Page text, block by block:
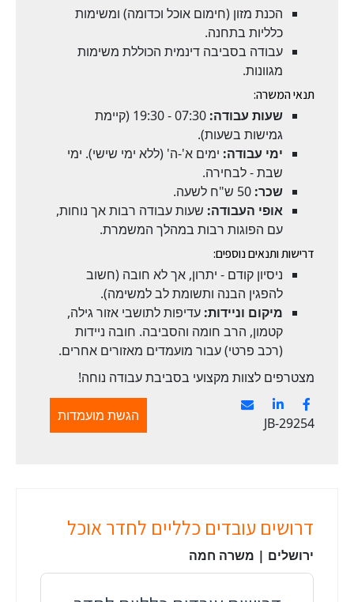
הכנת מזון (חימום אוכל וכדומה) ומשימות
כלליות בתחנה.
עבודה בסביבה דינמית הכוללת משימות
מגוונות.
תנאי המשרה:
שעות עבודה:
07:30 - 19:30 (קיימת
גמישות בשעות).
ימי עבודה: ימים א'-ה' (ללא ימי שישי). ימי
שבת - לבחירה.
שכר:
אופי העבודה: שעות עבודה רבות אך נוחות,
עם הפוגות רבות במהלך המשמרת.
דרישות ותנאים נוספים:
ניסיון קודם - יתרון, אך לא חובה (חשוב
להפגין הבנה ותשומת לב למשימה).
מיקום וניידות: עדיפות לתושבי אזור גילה,
קטמון, הרב חומה והסביבה. חובה ניידות
(רכב פרטי) עבור מועמדים מאזורים אחרים.
מצטרפים לצוות מקצועי בסביבת עבודה נוחה!
JB-29254 הגשת מועמדות
דרושים עובדים כלליים לחדר אוכל
ירושלים | משרה חמה